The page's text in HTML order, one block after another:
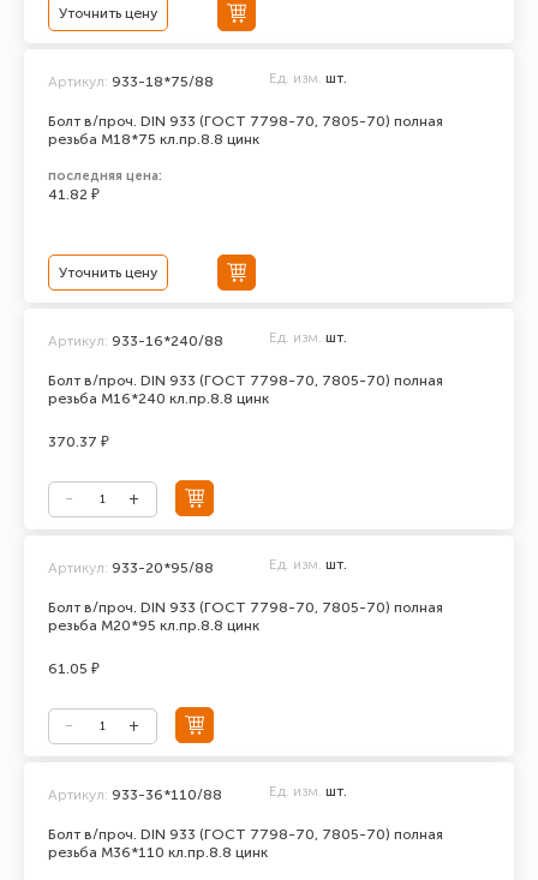
Уточнить цену
Болт в/проч. DIN 933 (ГОСТ 7798-70, 7805-70) полная
резьба М18*75 кл.пр.8.8 цинк
Артикул: 933-18*75/88 Ед. изм. шт.
последняя цена:
41.82 ₽
Уточнить цену
Болт в/проч. DIN 933 (ГОСТ 7798-70, 7805-70) полная
резьба М16*240 кл.пр.8.8 цинк
Артикул: 933-16*240/88 Ед. изм. шт.
370.37 ₽
Болт в/проч. DIN 933 (ГОСТ 7798-70, 7805-70) полная
резьба М20*95 кл.пр.8.8 цинк
Артикул: 933-20*95/88 Ед. изм. шт.
61.05 ₽
Болт в/проч. DIN 933 (ГОСТ 7798-70, 7805-70) полная
резьба М36*110 кл.пр.8.8 цинк
Артикул: 933-36*110/88 Ед. изм. шт.